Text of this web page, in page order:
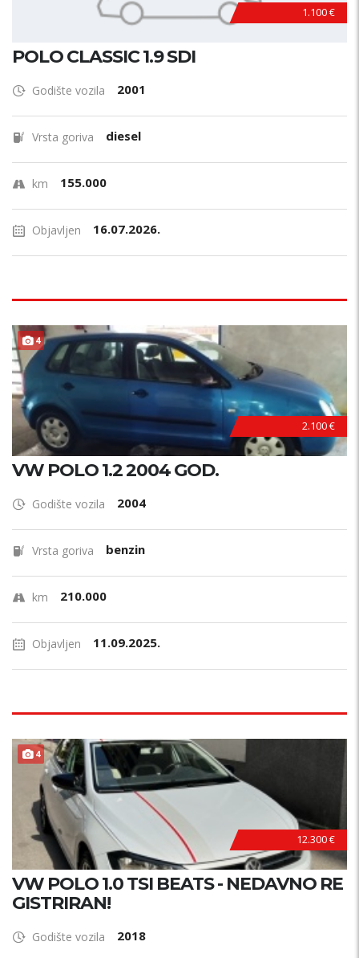
1.100 €
POLO CLASSIC 1.9 SDI
Godište vozila 2001
Vrsta goriva diesel
km 155.000
Objavljen 16.07.2026.
4
2.100 €
VW POLO 1.2 2004 GOD.
Godište vozila 2004
Vrsta goriva benzin
km 210.000
Objavljen 11.09.2025.
4
12.300 €
VW POLO 1.0 TSI BEATS - NEDAVNO RE
GISTRIRAN!
Godište vozila 2018